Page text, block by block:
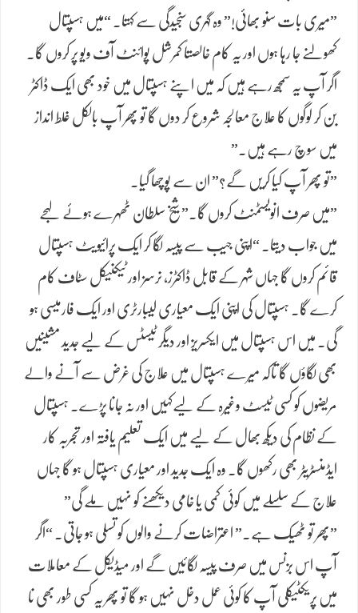
​”میری بات سنو بھائی!” وہ گہری سنجیدگی سے کہتا۔ “میں ہسپتال
کھولنے جا رہا ہوں اور یہ کام خالصتاً کمرشل پوائنٹ آف ویو پر کروں گا۔
اگر آپ یہ سمجھ رہے ہیں کہ میں اپنے ہسپتال میں خود بھی ایک ڈاکٹر
بن کر لوگوں کا علاج معالجہ شروع کر دوں گا تو پھر آپ بالکل غلط انداز
میں سوچ رہے ہیں۔”
​”تو پھر آپ کیا کریں گے؟” ان سے پوچھا گیا۔
​”میں صرف انویسٹمنٹ کروں گا۔” شیخ سلطان ٹھہرے ہوئے لہجے
میں جواب دیتا۔ “اپنی جیب سے پیسہ لگا کر ایک پرائیویٹ ہسپتال
قائم کروں گا جہاں شہر کے قابل ڈاکٹرز، نرسز اور ٹیکنیکل سٹاف کام
کرے گا۔ ہسپتال کی اپنی ایک معیاری لیبارٹری اور ایک فارمیسی ہو
گی۔ میں اس ہسپتال میں ایکسریز اور دیگر ٹیسٹس کے لیے جدید مشینیں
بھی لگاؤں گا تاکہ میرے ہسپتال میں علاج کی غرض سے آنے والے
مریضوں کو کسی ٹیسٹ وغیرہ کے لیے​کہیں اور نہ جانا پڑے۔ ہسپتال
کے نظام کی دیکھ بھال کے لیے میں ایک تعلیم یافتہ اور تجربہ کار
ایڈمنسٹریٹر بھی رکھوں گا۔ وہ ایک جدید اور معیاری ہسپتال ہو گا جہاں
علاج کے سلسلے میں کوئی کمی یا خامی دیکھنے کو نہیں ملے گی”
​”پھر تو ٹھیک ہے۔” اعتراضات کرنے والوں کو تسلی ہو جاتی۔ “اگر
آپ اس بزنس میں صرف پیسہ لگائیں گے اور میڈیکل کے معاملات
میں پریکٹیکلی آپ کا کوئی عمل دخل نہیں ہو گا تو پھر یہ کسی طور بھی نا